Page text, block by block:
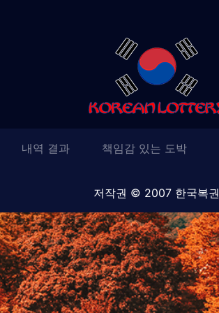
내역 결과 책임감 있는 도박
저작권 © 2007 한국복권